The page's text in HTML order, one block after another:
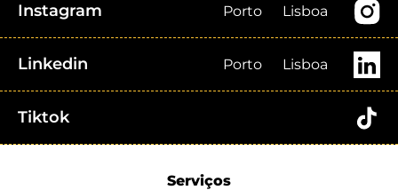
Instagram Porto Lisboa
Linkedin Porto Lisboa
Tiktok
Serviços